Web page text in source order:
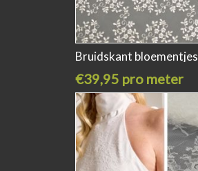
Bruidskant bloementjes
€39,95 pro meter